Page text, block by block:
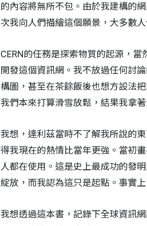
的內容將無所不包。由於我建構的
次我向人們描繪這個願景，大多數
CERN的任務是探索物質的起源，
開發這個資訊網。我不放過任何討
構圖，甚至在茶餘飯後也想方設法
我們本來打算滑雪放鬆，結果我拿
我想，達利茲當時不了解我所說的
得我現在的熱情比當年更強。當初
人都在使用。這是史上最成功的發
綻放，而我認為這只是起點。事實
我想透過這本書，記錄下全球資訊